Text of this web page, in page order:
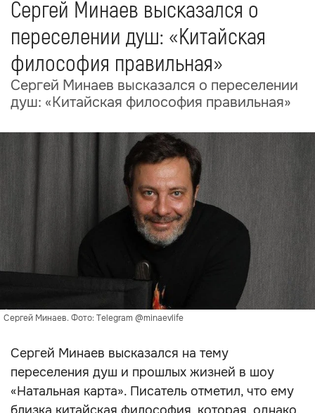
Сергей Минаев высказался о
переселении душ: «Китайская
философия правильная»
Сергей Минаев высказался о переселении
душ: «Китайская философия правильная»
Сергей Минаев. Фото: Telegram @minaevlife
Сергей Минаев высказался на тему
переселения душ и прошлых жизней в шоу
«Натальная карта». Писатель отметил, что ему